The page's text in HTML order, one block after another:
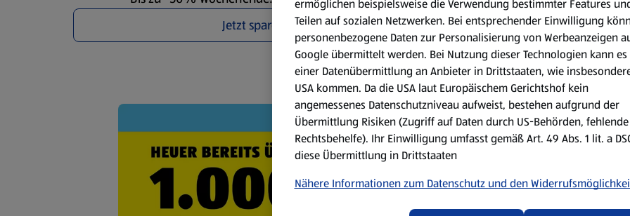
Jetzt sparen
ermöglichen beispielsweise die Verwendung bestimmter Features
Teilen auf sozialen Netzwerken. Bei entsprechender Einwilligung
personenbezogene Daten zur Personalisierung von Werbeanzeigen
Google übermittelt werden. Bei Nutzung dieser Technologien kann es
einer Datenübermittlung an Anbieter in Drittstaaten, wie
USA kommen. Da die USA laut Europäischem Gerichtshof kein
angemessenes Datenschutzniveau aufweist, bestehen aufgrund der
Übermittlung Risiken (Zugriff auf Daten durch US-Behörden, fehlende
Rechtsbehelfe). Ihr Einwilligung umfasst gemäß Art. 49 Abs. 1 lit. a
diese Übermittlung in Drittstaaten
Nähere Informationen zum Datenschutz und den